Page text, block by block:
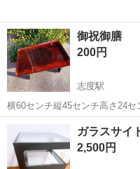
御祝御膳
200円
志度駅
横60センチ縦45センチ高さ24セ
８あります。 大きな傷はあり
あります。 全部お取り引きし
場所は志度の美食工房 ...
さぬき市 志度駅
ガラスサイ
2,500円